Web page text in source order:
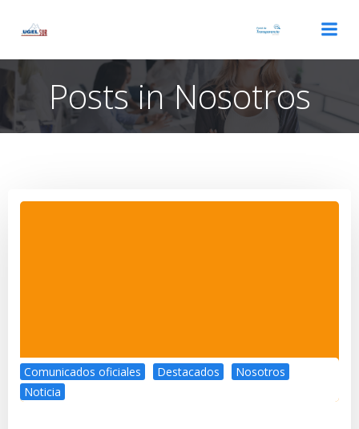
Posts in Nosotros
Comunicados oficiales Destacados
Nosotros
Noticia